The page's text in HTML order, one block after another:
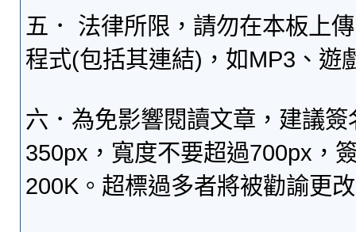
五． 法律所限，請勿在本板上
程式(包括其連結)，如MP3、遊
六．為免影響閱讀文章，建議
350px，寬度不要超過700px，
200K。超標過多者將被勸諭更